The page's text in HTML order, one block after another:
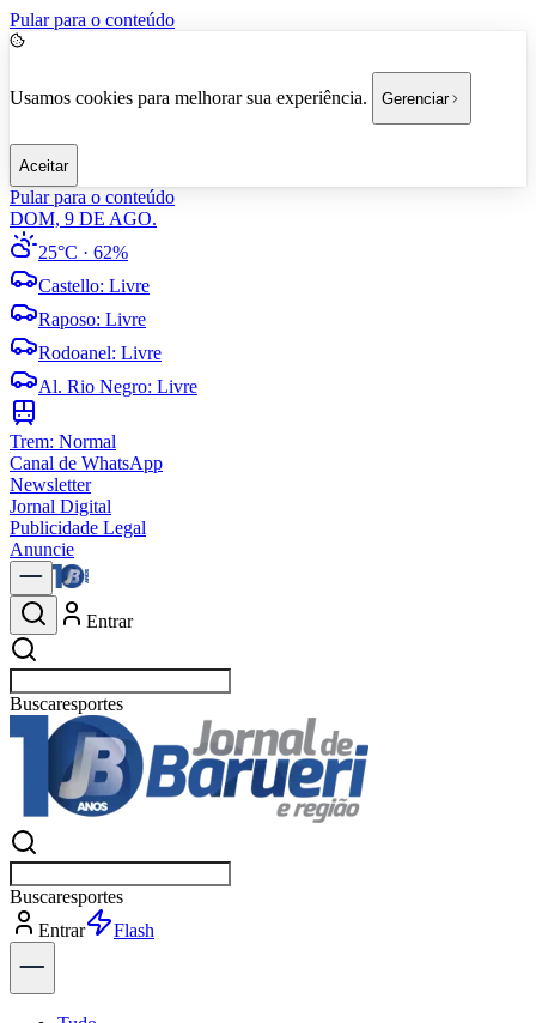
Pular para o conteúdo
Usamos cookies para melhorar sua experiência. Gerenciar
Aceitar
Pular para o conteúdo
DOM, 9 DE AGO.
25°C · 62%
Castello: Livre
Raposo: Livre
Rodoanel: Livre
Al. Rio Negro: Livre
Trem: Normal
Canal de WhatsApp
Newsletter
Jornal Digital
Publicidade Legal
Anuncie
Entrar
Buscarpolítica
Buscarpolítica
Entrar
Explorar